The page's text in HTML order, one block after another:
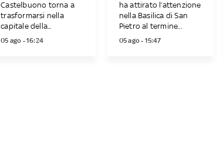
Castelbuono torna a
trasformarsi nella
capitale della...
05 ago - 16:24
ha attirato l’attenzione
nella Basilica di San
Pietro al termine...
05 ago - 15:47